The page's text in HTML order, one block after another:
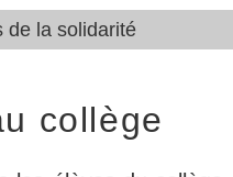
de la solidarité
collège